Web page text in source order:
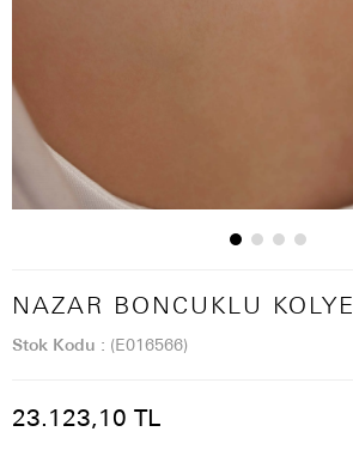
NAZAR BONCUKLU KOLYE
Stok Kodu (E016566)
23.123,10 TL